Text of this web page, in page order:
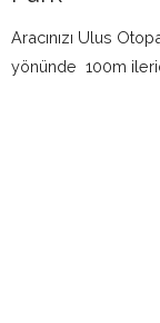
Aracınızı Ulus
yönünde 100m